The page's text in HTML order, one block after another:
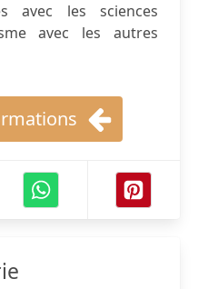
avec les sciences
avec les autres